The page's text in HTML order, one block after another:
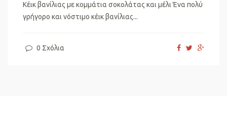
Κέικ βανίλιας με κομμάτια σοκολάτας και μέλι Ένα πολύ
γρήγορο και νόστιμο κέικ βανίλιας...
0 Σχόλια